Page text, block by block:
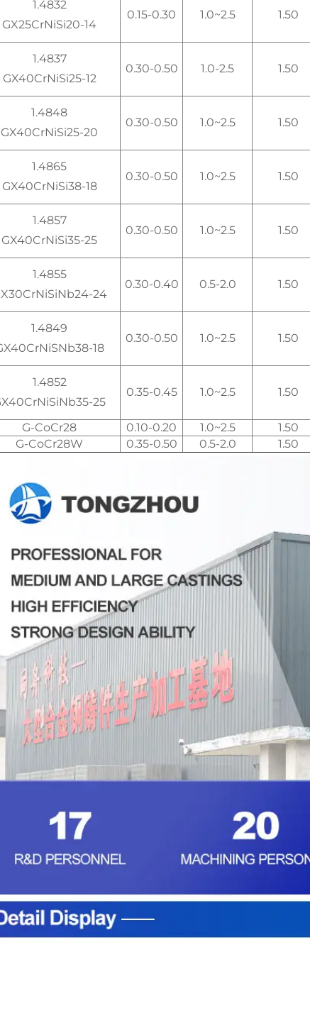
1.4832
GX25CrNiSi20-14
0.15-0.30 1.0~2.5 1.50
1.4837
GX40CrNiSi25-12
0.30-0.50 1.0-2.5 1.50
1.4848
GX40CrNiSi25-20
0.30-0.50 1.0~2.5 1.50
1.4865
GX40CrNiSi38-18
0.30-0.50 1.0~2.5 1.50
1.4857
GX40CrNiSi35-25
0.30-0.50 1.0~2.5 1.50
1.4855
24
0.30-0.40 0.5-2.0 1.50
1.4849
18
0.30-0.50 1.0~2.5 1.50
1.4852
25
0.35-0.45 1.0~2.5 1.50
G-CoCr28 0.10-0.20 1.0~2.5 1.50
G-CoCr28W
0.35-0.50 0.5-2.0 1.50